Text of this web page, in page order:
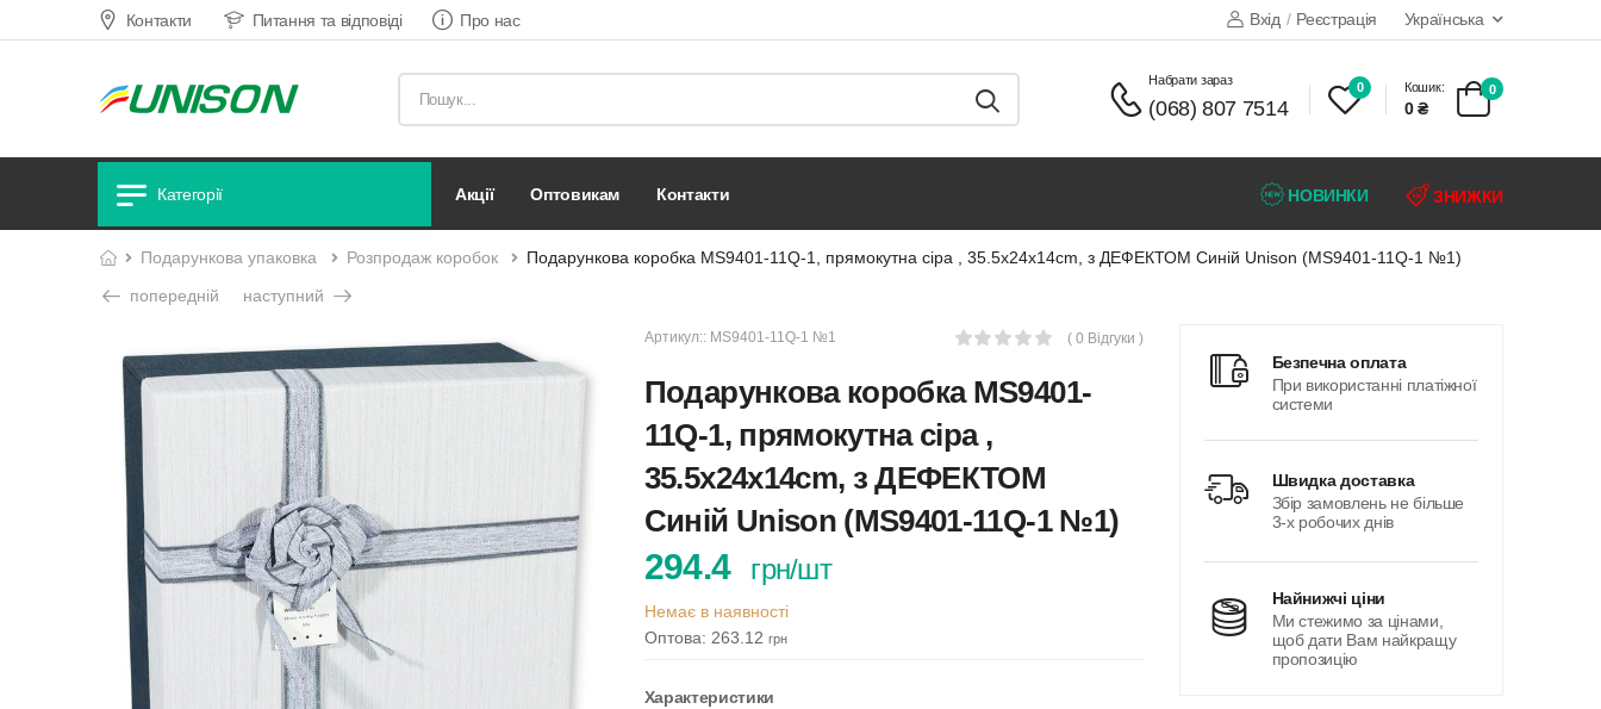
Контакти Питання та відповіді Про нас Вхід / Реєстрація Українська
набрати зараз
(068) 807 7514
0 Кошик:
0 ₴
0
Категорії акції оптовикам контакти НОВИНКИ ЗНИЖКИ
подарункова упаковка розпродаж коробок
Подарункова коробка MS9401-11Q-1, прямокутна сіра , 35.5x24x14cm, з ДЕФЕКТОМ Синій Unison (MS9401-11Q-1 №1)
попередній
наступний
безпечна оплата
При використанні платіжної
системи
швидка доставка
Збір замовлень не більше
3-х робочих днів
найнижчі ціни
Ми стежимо за цінами,
щоб дати Вам найкращу
пропозицію
Артикул:: MS9401-11Q-1 №1 ( 0 Відгуки )
Подарункова коробка MS9401-
11Q-1, прямокутна сіра ,
35.5x24x14cm, з ДЕФЕКТОМ
Синій Unison (MS9401-11Q-1 №1)
294.4 грн/шт
Немає в наявності
Оптова: 263.12 грн
Характеристики